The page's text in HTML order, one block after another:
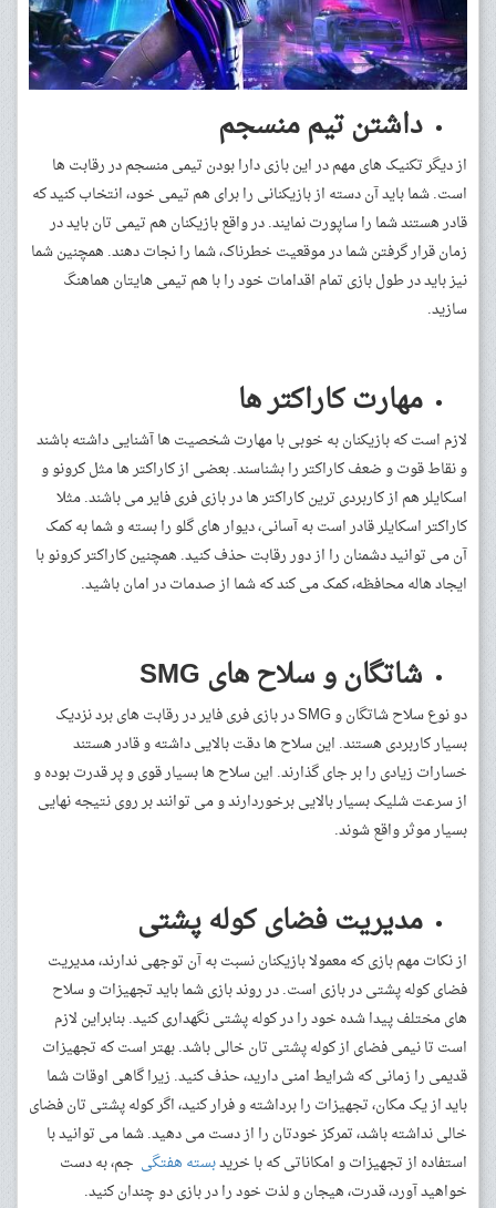
داشتن تیم منسجم
از دیگر تکنیک های مهم در این بازی دارا بودن تیمی منسجم در رقابت ها
است. شما باید آن دسته از بازیکنانی را برای هم تیمی خود، انتخاب کنید که
قادر هستند شما را ساپورت نمایند. در واقع بازیکنان هم تیمی تان باید در
زمان قرار گرفتن شما در موقعیت خطرناک، شما را نجات دهند. همچنین شما
نیز باید در طول بازی تمام اقدامات خود را با هم تیمی هایتان هماهنگ
سازید.
مهارت کاراکتر ها
لازم است که بازیکنان به خوبی با مهارت شخصیت ها آشنایی داشته باشند
و نقاط قوت و ضعف کاراکتر را بشناسند. بعضی از کاراکتر ها مثل کرونو و
اسکایلر هم از کاربردی ترین کاراکتر ها در بازی فری فایر می باشند. مثلا
کاراکتر اسکایلر قادر است به آسانی، دیوار های گلو را بسته و شما به کمک
آن می توانید دشمنان را از دور رقابت حذف کنید. همچنین کاراکتر کرونو با
ایجاد هاله محافظه، کمک می‌ کند که شما از صدمات در امان باشید.
شاتگان و سلاح های SMG
دو نوع سلاح شاتگان و SMG در بازی فری فایر در رقابت های برد نزدیک
بسیار کاربردی هستند. این سلاح ها دقت بالایی داشته و قادر هستند
خسارات زیادی را بر جای گذارند. این سلاح ها بسیار قوی و پر قدرت بوده و
از سرعت شلیک بسیار بالایی برخوردارند و می توانند بر روی نتیجه نهایی
بسیار موثر واقع شوند.
مدیریت فضای کوله پشتی
از نکات مهم بازی که معمولا بازیکنان نسبت به آن توجهی ندارند، مدیریت
فضای کوله پشتی در بازی است. در روند بازی شما باید تجهیزات و سلاح
های مختلف پیدا شده خود را در کوله پشتی نگهداری کنید. بنابراین لازم
است تا نیمی فضای از کوله پشتی تان خالی باشد. بهتر است که تجهیزات
قدیمی را زمانی که شرایط امنی دارید، حذف کنید. زیرا گاهی اوقات شما
باید از یک مکان، تجهیزات را برداشته و فرار کنید، اگر کوله پشتی تان فضای
خالی نداشته باشد، تمرکز خودتان را از دست می دهید. شما می توانید با
استفاده از تجهیزات و امکاناتی که با خریدبسته هفتگی جم، به دست
خواهید آورد، قدرت، هیجان و لذت خود را در بازی دو چندان کنید.